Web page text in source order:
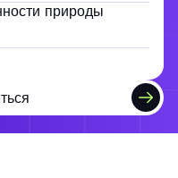
природы